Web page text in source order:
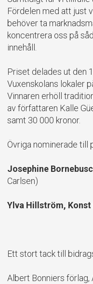
Fördelen med att just
behöver ta
koncentrera oss på
innehåll.
Priset delades ut den
Vuxenskolans lokaler
Vinnaren erhöll
av författaren Kalle
samt 30 000 kronor.
Övriga nominerade till
Josephine
Carlsen)
Ylva Hillström, Konst
Ett stort tack till
Albert Bonniers förlag,